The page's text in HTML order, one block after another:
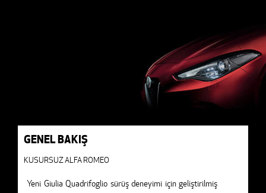
GENEL BAKIŞ
KUSURSUZ ALFA ROMEO
Yeni Giulia Quadrifoglio sürüş deneyimi için geliştirilmiş